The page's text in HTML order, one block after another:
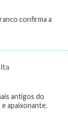
confirma a
antigos do
apaixonante.